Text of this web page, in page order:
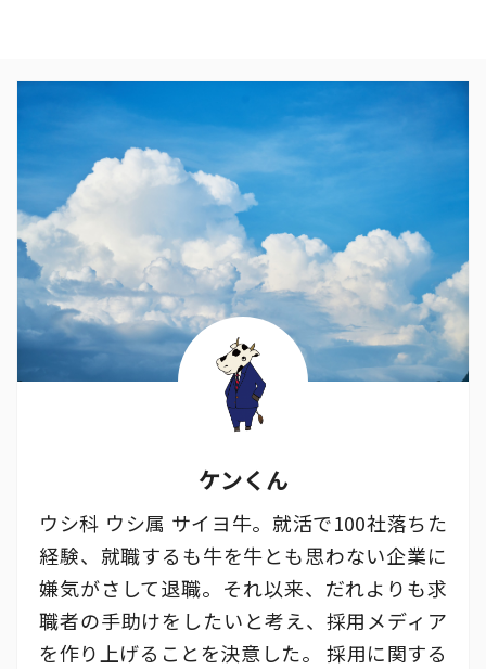
ケンくん
ウシ科 ウシ属 サイヨ牛。就活で100社落ちた
経験、就職するも牛を牛とも思わない企業に
嫌気がさして退職。それ以来、だれよりも求
職者の手助けをしたいと考え、採用メディア
を作り上げることを決意した。 採用に関する